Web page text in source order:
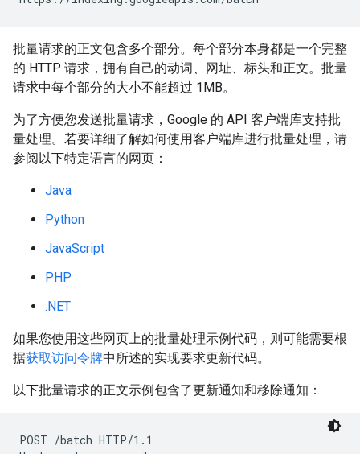
批量请求的正文包含多个部分。每个部分本身都是一个完整
的 HTTP 请求，拥有自己的动词、网址、标头和正文。批量
请求中每个部分的大小不能超过 1MB。
为了方便您发送批量请求，Google 的 API 客户端库支持批
量处理。若要详细了解如何使用客户端库进行批量处理，请
参阅以下特定语言的网页：
Java
Python
JavaScript
PHP
.NET
如果您使用这些网页上的批量处理示例代码，则可能需要根
据获取访问令牌中所述的实现要求更新代码。
以下批量请求的正文示例包含了更新通知和移除通知：
POST /batch HTTP/1.1